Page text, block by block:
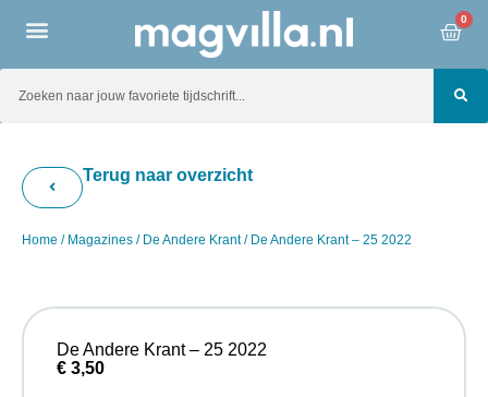
0
Terug naar overzicht
Home / Magazines / De Andere Krant/ De Andere Krant – 25 2022
De Andere Krant – 25 2022
€ 3,50